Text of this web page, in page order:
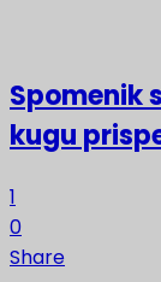
Spomenik
kugu
1
0
Share